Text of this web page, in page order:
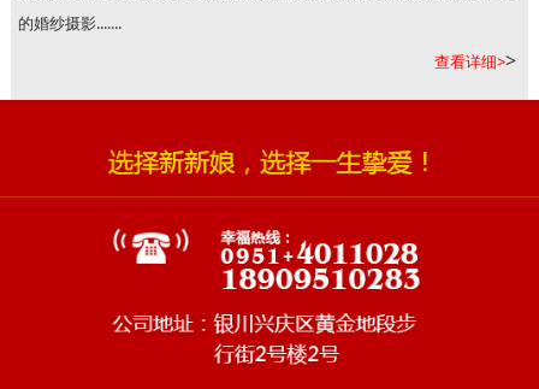
的婚纱摄影.......
查看详细>>